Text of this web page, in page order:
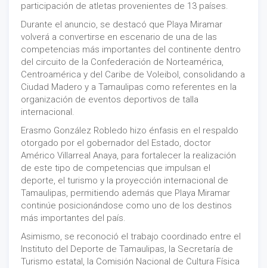
participación de atletas provenientes de 13 países.
Durante el anuncio, se destacó que Playa Miramar
volverá a convertirse en escenario de una de las
competencias más importantes del continente dentro
del circuito de la Confederación de Norteamérica,
Centroamérica y del Caribe de Voleibol, consolidando a
Ciudad Madero y a Tamaulipas como referentes en la
organización de eventos deportivos de talla
internacional.
Erasmo González Robledo hizo énfasis en el respaldo
otorgado por el gobernador del Estado, doctor
Américo Villarreal Anaya, para fortalecer la realización
de este tipo de competencias que impulsan el
deporte, el turismo y la proyección internacional de
Tamaulipas, permitiendo además que Playa Miramar
continúe posicionándose como uno de los destinos
más importantes del país.
Asimismo, se reconoció el trabajo coordinado entre el
Instituto del Deporte de Tamaulipas, la Secretaría de
Turismo estatal, la Comisión Nacional de Cultura Física